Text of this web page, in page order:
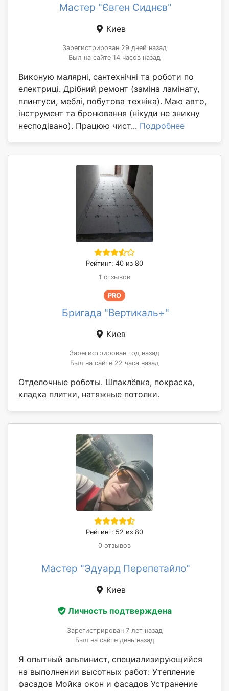
Мастер "Євген Сиднєв"
Киев
Зарегистрирован 29 дней назад
Был на сайте 14 часов назад
Виконую малярні, сантехнічні та роботи по
електриці. Дрібний ремонт (заміна ламінату,
плинтуси, меблі, побутова техніка). Маю авто,
інструмент та бронювання (нікуди не зникну
несподівано). Працюю чист... Подробнее
Рейтинг: 40 из 80
1 отзывов
PRO
Бригада "Вертикаль+"
Киев
Зарегистрирован год назад
Был на сайте 22 часа назад
Отделочные роботы. Шпаклёвка, покраска,
кладка плитки, натяжные потолки.
Рейтинг: 52 из 80
0 отзывов
Мастер "Эдуард Перепетайло"
Киев
Личность подтверждена
Зарегистрирован 7 лет назад
Был на сайте день назад
Я опытный альпинист, специализирующийся
на выполнении высотных работ: Утепление
фасадов Мойка окон и фасадов Устранение